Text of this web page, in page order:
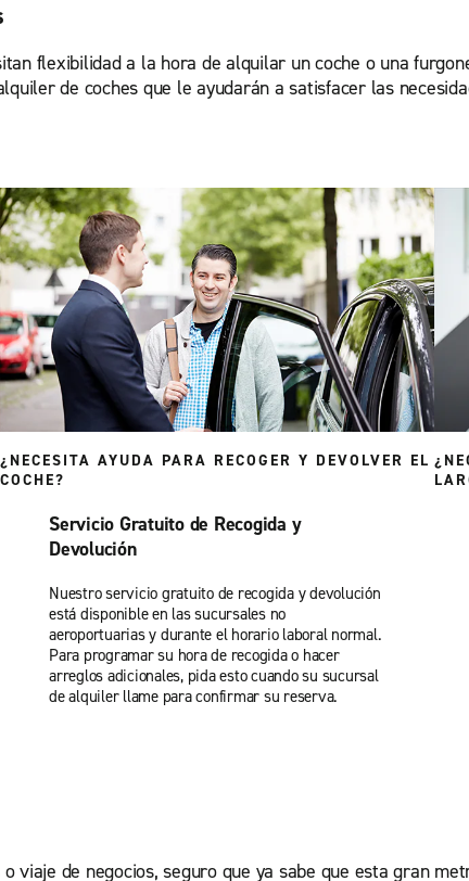
flexibilidad a la hora de alquilar un coche o una
de coches que le ayudarán a satisfacer las
¿NECESITA AYUDA PARA RECOGER Y DEVOLVER EL
COCHE?
Servicio Gratuito de Recogida y
Devolución
Nuestro servicio gratuito de recogida y devolución
está disponible en las sucursales no
aeroportuarias y durante el horario laboral normal.
Para programar su hora de recogida o hacer
arreglos adicionales, pida esto cuando su sucursal
de alquiler llame para confirmar su reserva.
viaje de negocios, seguro que ya sabe que esta gran